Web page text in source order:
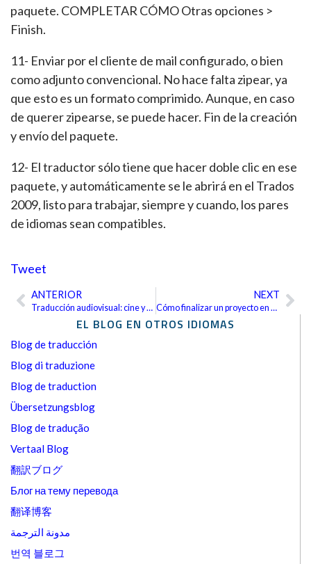
EL BLOG EN OTROS IDIOMAS
Blog de traducción
Blog di traduzione
Blog de traduction
Übersetzungsblog
Blog de tradução
Vertaal Blog
翻訳ブログ
Блог на тему перевода
翻译博客
مدونة الترجمة
번역 블로그
paquete. COMPLETAR CÓMO Otras opciones >
Finish.
11- Enviar por el cliente de mail configurado, o bien
como adjunto convencional. No hace falta zipear, ya
que esto es un formato comprimido. Aunque, en caso
de querer zipearse, se puede hacer. Fin de la creación
y envío del paquete.
12- El traductor sólo tiene que hacer doble clic en ese
paquete, y automáticamente se le abrirá en el Trados
2009, listo para trabajar, siempre y cuando, los pares
de idiomas sean compatibles.
Tweet
AntANTERIOR
Traducción audiovisual: cine y cultura
NEXT
Cómo finalizar un proyecto en Trados Studio 2009